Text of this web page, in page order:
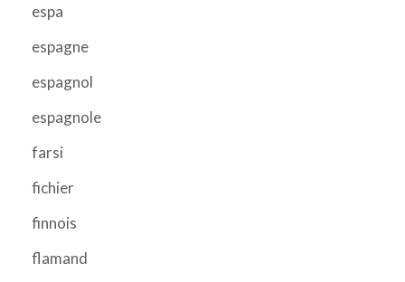
espa
espagne
espagnol
espagnole
farsi
fichier
finnois
flamand